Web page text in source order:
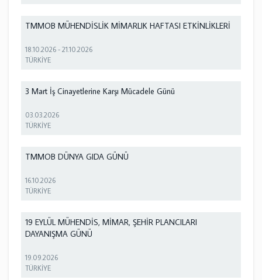
TMMOB MÜHENDİSLİK MİMARLIK HAFTASI ETKİNLİKLERİ
18.10.2026 -21.10.2026
TÜRKİYE
3 Mart İş Cinayetlerine Karşı Mücadele Günü
03.03.2026
TÜRKİYE
TMMOB DÜNYA GIDA GÜNÜ
16.10.2026
TÜRKİYE
19 EYLÜL MÜHENDİS, MİMAR, ŞEHİR PLANCILARI
DAYANIŞMA GÜNÜ
19.09.2026
TÜRKİYE